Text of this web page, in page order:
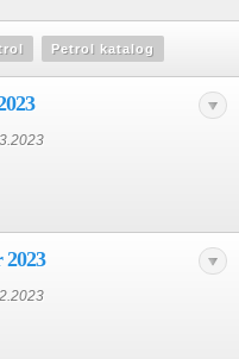
Petrol katalog